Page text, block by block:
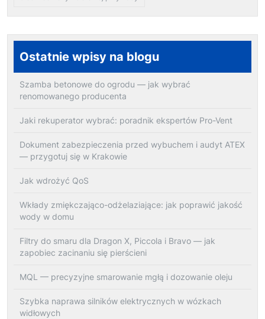
Ostatnie wpisy na blogu
Szamba betonowe do ogrodu — jak wybrać
renomowanego producenta
Jaki rekuperator wybrać: poradnik ekspertów Pro-Vent
Dokument zabezpieczenia przed wybuchem i audyt ATEX
— przygotuj się w Krakowie
Jak wdrożyć QoS
Wkłady zmiękczająco-odżelaziające: jak poprawić jakość
wody w domu
Filtry do smaru dla Dragon X, Piccola i Bravo — jak
zapobiec zacinaniu się pierścieni
MQL — precyzyjne smarowanie mgłą i dozowanie oleju
Szybka naprawa silników elektrycznych w wózkach
widłowych